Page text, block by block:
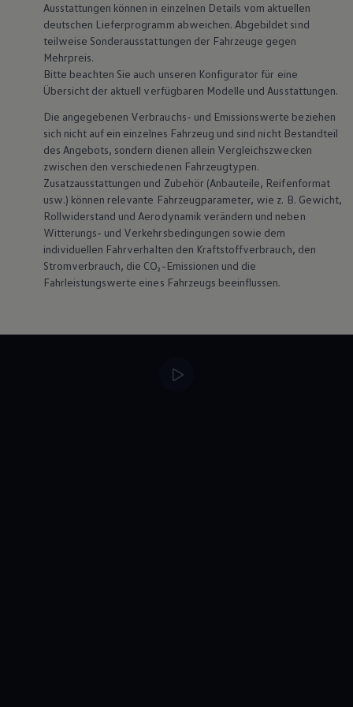
Magazin
Lifestyle
Transport
Elektromobilität
Volkswagen R
Pannen- und Unfallhilfe
Volkswagen Kundenbetreuung
Ausstattungen können in einzelnen Details vom aktuellen
deutschen Lieferprogramm abweichen. Abgebildet sind
teilweise Sonderausstattungen der Fahrzeuge gegen
Mehrpreis.
Bitte beachten Sie auch unseren Konfigurator für eine
Übersicht der aktuell verfügbaren Modelle und Ausstattungen.
Die angegebenen Verbrauchs- und Emissionswerte beziehen
sich nicht auf ein einzelnes Fahrzeug und sind nicht Bestandteil
des Angebots, sondern dienen allein Vergleichszwecken
zwischen den verschiedenen Fahrzeugtypen.
Zusatzausstattungen und Zubehör (Anbauteile, Reifenformat
usw.) können relevante Fahrzeugparameter, wie z. B. Gewicht,
Rollwiderstand und Aerodynamik verändern und neben
Witterungs- und Verkehrsbedingungen sowie dem
individuellen Fahrverhalten den Kraftstoffverbrauch, den
Stromverbrauch, die CO₂-Emissionen und die
Fahrleistungswerte eines Fahrzeugs beeinflussen.